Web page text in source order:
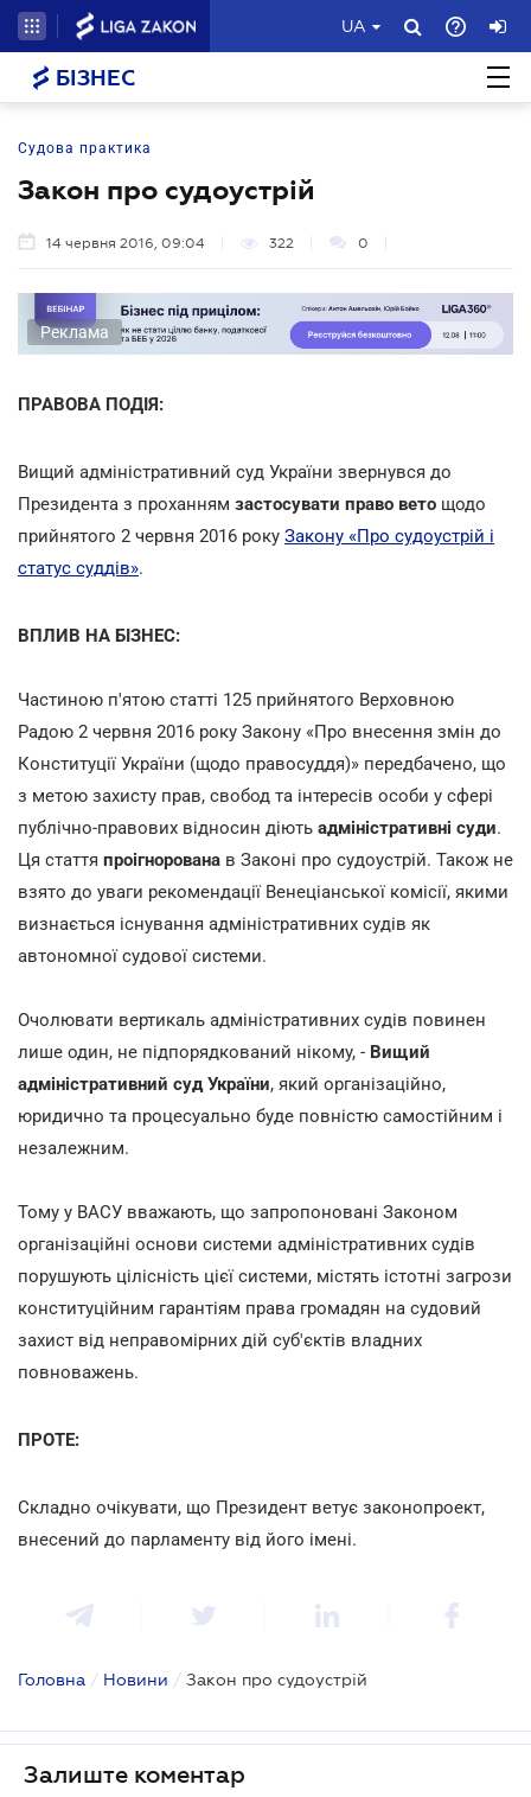
UA
БІЗНЕС
Судова практика
Закон про судоустрій
14 червня 2016, 09:04 322 0
Реклама
ПРАВОВА ПОДІЯ:
Вищий адміністративний суд України звернувся до
Президента з проханням застосувати право вето щодо
прийнятого 2 червня 2016 року Закону «Про судоустрій і
статус суддів».
ВПЛИВ НА БІЗНЕС:
Частиною п'ятою статті 125 прийнятого Верховною
Радою 2 червня 2016 року Закону «Про внесення змін до
Конституції України (щодо правосуддя)» передбачено, що
з метою захисту прав, свобод та інтересів особи у сфері
публічно-правових відносин діють адміністративні суди.
Ця стаття проігнорована в Законі про судоустрій. Також не
взято до уваги рекомендації Венеціанської комісії, якими
визнається існування адміністративних судів як
автономної судової системи.
Очолювати вертикаль адміністративних судів повинен
лише один, не підпорядкований нікому, - Вищий
адміністративний суд України, який організаційно,
юридично та процесуально буде повністю самостійним і
незалежним.
Тому у ВАСУ вважають, що запропоновані Законом
організаційні основи системи адміністративних судів
порушують цілісність цієї системи, містять істотні загрози
конституційним гарантіям права громадян на судовий
захист від неправомірних дій суб'єктів владних
повноважень.
ПРОТЕ:
Складно очікувати, що Президент ветує законопроект,
внесений до парламенту від його імені.
Головна / Новини / Закон про судоустрій
Залиште коментар